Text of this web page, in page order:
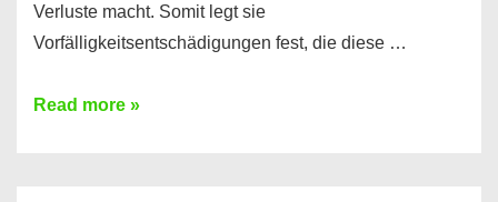
Verluste macht. Somit legt sie
Vorfälligkeitsentschädigungen fest, die diese …
Kredit
Read more »